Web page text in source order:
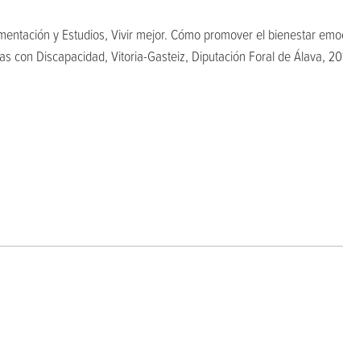
y Estudios, Vivir mejor. Cómo promover el bienestar
con Discapacidad, Vitoria-Gasteiz, Diputación Foral de Álava,